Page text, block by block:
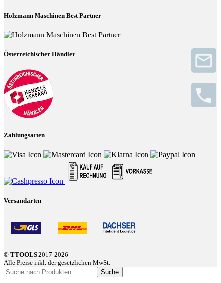
Holzmann Maschinen Best Partner
Österreichischer Händler
Zahlungsarten
Versandarten
© TTOOLS 2017-2026
Alle Preise inkl. der gesetzlichen MwSt.
Suche